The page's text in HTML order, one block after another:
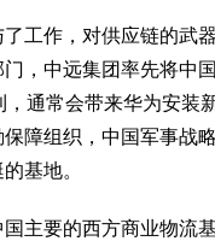
作，对供应链的武器
，中远集团率先将中
通常会带来华为安装
障组织，中国军事战
基地。
要的西方商业物流